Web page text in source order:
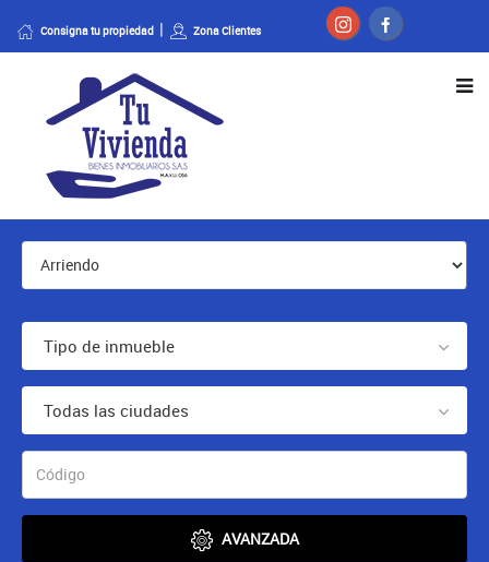
Consigna tu propiedad Zona Clientes
Tipo de inmueble
Todas las ciudades
AVANZADA